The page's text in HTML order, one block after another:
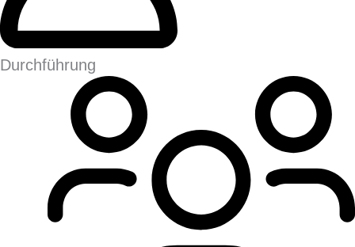
Durchführung